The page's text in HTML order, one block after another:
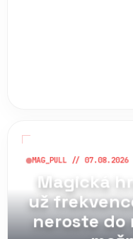
Magická
už
neroste do